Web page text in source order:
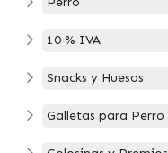
10 % IVA
Snacks y Huesos
Galletas para Perro